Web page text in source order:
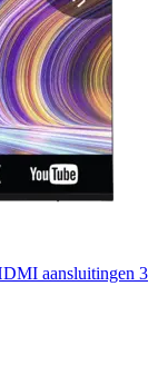
aansluitingen 3